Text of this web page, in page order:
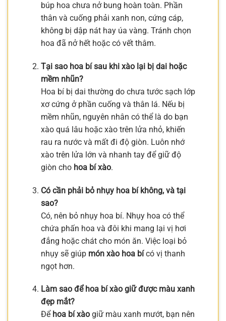
búp hoa chưa nở bung hoàn toàn. Phần
thân và cuống phải xanh non, cứng cáp,
không bị dập nát hay úa vàng. Tránh chọn
hoa đã nở hết hoặc có vết thâm.
Tại sao hoa bí sau khi xào lại bị dai hoặc
mềm nhũn?
Hoa bí bị dai thường do chưa tước sạch lớp
xơ cứng ở phần cuống và thân lá. Nếu bị
mềm nhũn, nguyên nhân có thể là do bạn
xào quá lâu hoặc xào trên lửa nhỏ, khiến
rau ra nước và mất đi độ giòn. Luôn nhớ
xào trên lửa lớn và nhanh tay để giữ độ
giòn cho hoa bí xào.
Có cần phải bỏ nhụy hoa bí không, và tại
sao?
Có, nên bỏ nhụy hoa bí. Nhụy hoa có thể
chứa phấn hoa và đôi khi mang lại vị hơi
đắng hoặc chát cho món ăn. Việc loại bỏ
nhụy sẽ giúp món xào hoa bícó vị thanh
ngọt hơn.
Làm sao để hoa bí xào giữ được màu xanh
đẹp mắt?
Để hoa bí xàogiữ màu xanh mướt, bạn nên